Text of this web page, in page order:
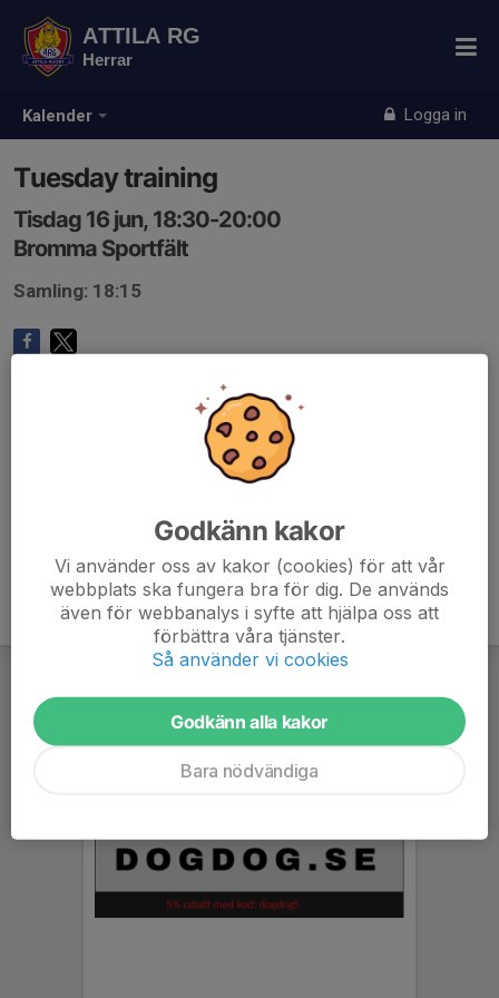
Kalender Logga in
ATTILA RG
Herrar
Tuesday training
Tisdag 16 jun, 18:30-20:00
Bromma Sportfält
Samling: 18:15
Godkänn kakor
Vi använder oss av kakor (cookies) för att vår
webbplats ska fungera bra för dig. De används
även för webbanalys i syfte att hjälpa oss att
förbättra våra tjänster.
Så använder vi cookies
Godkänn alla kakor
Bara nödvändiga